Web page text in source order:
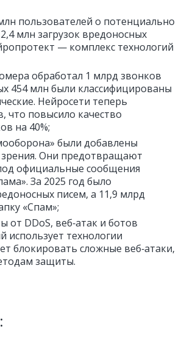
пользователей о потенциально
млн загрузок вредоносных
— комплекс технологий
обработал 1 млрд звонков
454 млн были классифицированы
Нейросети теперь
что повысило качество
на 40%;
были добавлены
Они предотвращают
официальные сообщения
За 2025 год было
писем, а 11,9 млрд
«Спам»;
от DDoS, веб‑атак и ботов
использует технологии
блокировать сложные веб‑атаки,
защиты.